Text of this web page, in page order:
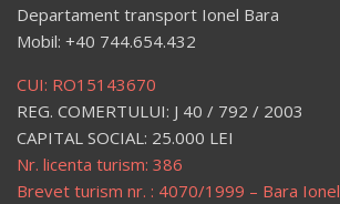
Departament transport Ionel Bara
Mobil: +40 744.654.432
CUI: RO15143670
REG. COMERTULUI: J 40 / 792 / 2003
CAPITAL SOCIAL: 25.000 LEI
Nr. licenta turism: 386
Brevet turism nr. : 4070/1999 – Bara Ionel